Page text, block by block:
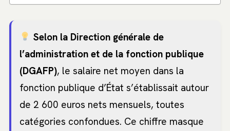
Selon la Direction générale de
l’administration et de la fonction publique
(DGAFP), le salaire net moyen dans la
fonction publique d’État s’établissait autour
de 2 600 euros nets mensuels, toutes
catégories confondues. Ce chiffre masque